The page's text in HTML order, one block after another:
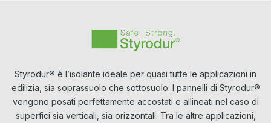
Styrodur® è l’isolante ideale per quasi tutte le applicazioni in
edilizia, sia soprassuolo che sottosuolo. I pannelli di Styrodur®
vengono posati perfettamente accostati e allineati nel caso di
superfici sia verticali, sia orizzontali. Tra le altre applicazioni,